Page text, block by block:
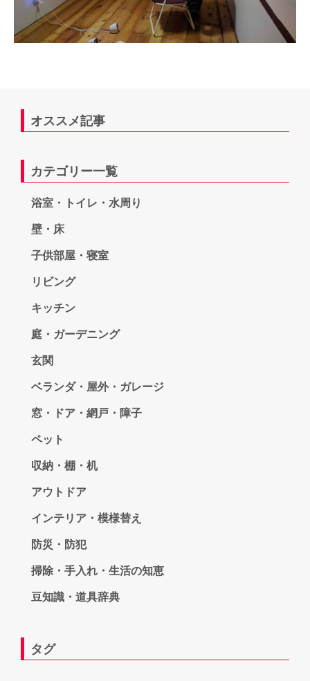
オススメ記事
カテゴリー一覧
浴室・トイレ・水周り
壁・床
子供部屋・寝室
リビング
キッチン
庭・ガーデニング
玄関
ベランダ・屋外・ガレージ
窓・ドア・網戸・障子
ペット
収納・棚・机
アウトドア
インテリア・模様替え
防災・防犯
掃除・手入れ・生活の知恵
豆知識・道具辞典
タグ